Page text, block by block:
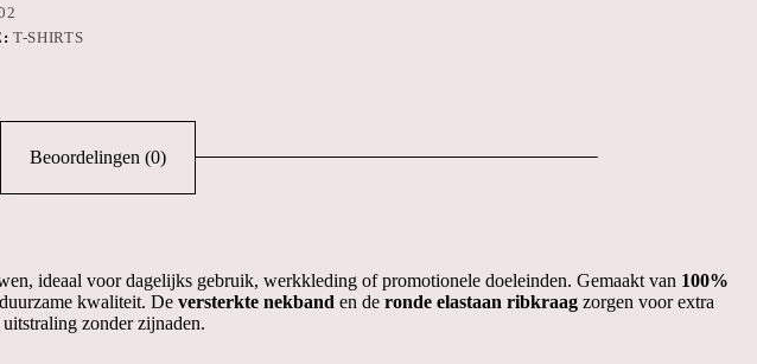
T-SHIRTS
Beoordelingen (0)
ideaal voor dagelijks gebruik, werkkleding of promotionele doeleinden. Gemaakt van 100%
kwaliteit. De versterkte nekband en de ronde elastaan ribkraag zorgen voor extra
zonder zijnaden.